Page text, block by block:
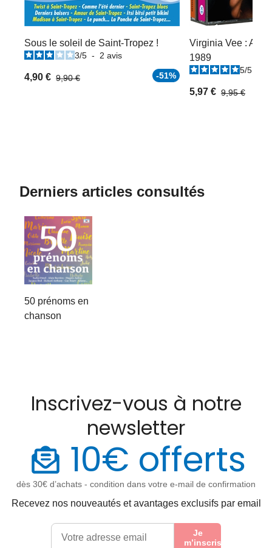
Sous le soleil de Saint-Tropez !
3/5 - 2 avis
4,90 € 9,90 € -51%
Virginia Vee :
1989
5/5
5,97 € 9,95 €
Derniers articles consultés
50 prénoms en
chanson
Inscrivez-vous à notre
newsletter
10€ offerts
dès 30€ d’achats - condition dans votre e-mail de confirmation
Recevez nos nouveautés et avantages exclusifs par email
Je
m’inscris